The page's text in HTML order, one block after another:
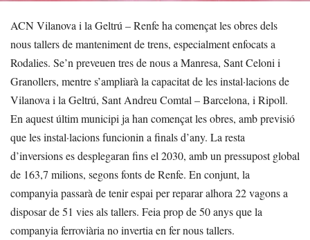
ACN Vilanova i la Geltrú – Renfe ha començat les obres dels
nous tallers de manteniment de trens, especialment enfocats a
Rodalies. Se’n preveuen tres de nous a Manresa, Sant Celoni i
Granollers, mentre s’ampliarà la capacitat de les instal·lacions de
Vilanova i la Geltrú, Sant Andreu Comtal – Barcelona, i Ripoll.
En aquest últim municipi ja han començat les obres, amb previsió
que les instal·lacions funcionin a finals d’any. La resta
d’inversions es desplegaran fins el 2030, amb un pressupost global
de 163,7 milions, segons fonts de Renfe. En conjunt, la
companyia passarà de tenir espai per reparar alhora 22 vagons a
disposar de 51 vies als tallers. Feia prop de 50 anys que la
companyia ferroviària no invertia en fer nous tallers.